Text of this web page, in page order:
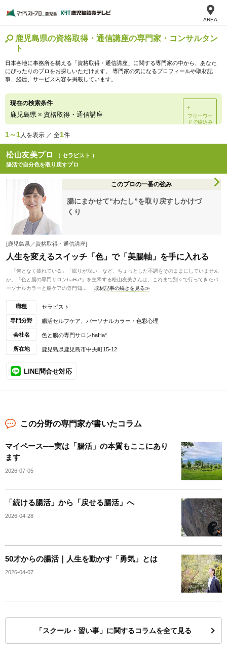
AREA
鹿児島県の資格取得・通信講座の専門家・コンサルタン
ト
日本各地に事務所を構える「資格取得・通信講座」に関する専門家の中から、あなた
にぴったりのプロをお探しいただけます。 専門家の気になるプロフィールや取材記
事、経歴、サービス内容を掲載しています。
現在の検索条件
鹿児島県 × 資格取得・通信講座
＋
フリーワー
ドで絞込み
1～1人を表示 ／ 全1件
松山友美プロ
（ セラピスト ）
腸活で自分色を取り戻すプロ
このプロの一番の強み
腸にまかせて“わたし”を取り戻すしかけづ
くり
[鹿児島県／資格取得・通信講座]
人生を変えるスイッチ「色」で「美腸軸」を手に入れる
「何となく疲れている」「眠りが浅い」など、ちょっとした不調をそのままにしていません
か。「色と腸の専門サロンhaHa*」を主宰する松山友美さんは、これまで別々で行ってきたパ
ーソナルカラーと腸ケアの専門知...
取材記事の続きを見る≫
職種 セラピスト
専門分野 腸活セルフケア、パーソナルカラー・色彩心理
会社名 色と腸の専門サロンhaHa*
所在地 鹿児島県鹿児島市中央町15-12
LINE問合せ対応
この分野の専門家が書いたコラム
マイペース──実は「腸活」の本質もここにあり
ます
2026-07-05
「続ける腸活」から「戻せる腸活」へ
2026-04-28
50才からの腸活｜人生を動かす「勇気」とは
2026-04-07
「スクール・習い事」に関するコラムを全て見る